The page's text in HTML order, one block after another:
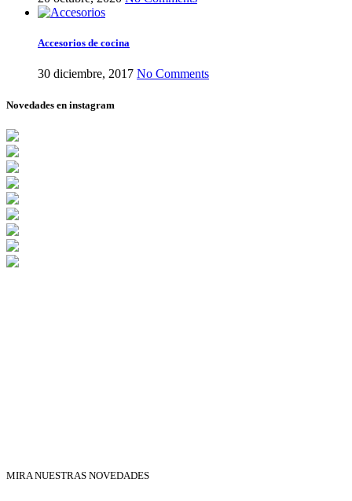
Accesorios de cocina
30 diciembre, 2017 No Comments
Novedades en instagram
MIRA NUESTRAS NOVEDADES